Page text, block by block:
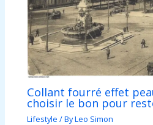
Collant fourré effet
choisir le bon pour
Lifestyle / ByLeo Simon